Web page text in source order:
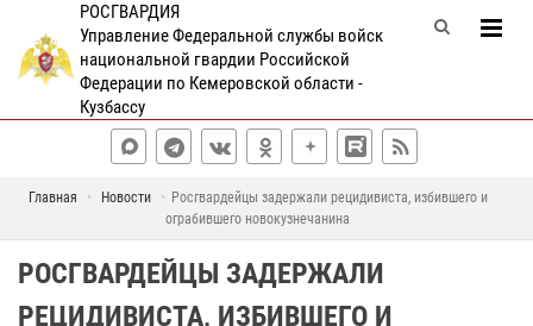
РОСГВАРДИЯ
Управление Федеральной службы войск
национальной гвардии Российской
Федерации по Кемеровской области -
Кузбассу
Главная Новости
Росгвардейцы задержали рецидивиста, избившего и
ограбившего новокузнечанина
РОСГВАРДЕЙЦЫ ЗАДЕРЖАЛИ
РЕЦИДИВИСТА, ИЗБИВШЕГО И